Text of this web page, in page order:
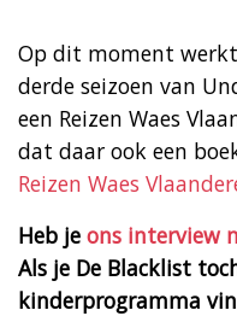
Op dit moment
derde seizoen van
een Reizen Waes
dat daar ook een
Reizen Waes
Heb je ons interview
Als je De Blacklist
kinderprogramma